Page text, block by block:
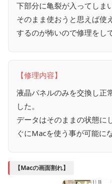
下部分に亀裂が入ってしま
そのまま使おうと思えば使
するのが怖いので修理をし
【修理内容】
液晶パネルのみを交換し正
した。
データはそのままの状態に
ぐにMacを使う事が可能に
【Macの画面割れ】